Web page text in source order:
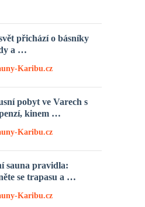
přichází o básníky
a …
Karibu.cz
pobyt ve Varech s
kinem …
Karibu.cz
sauna pravidla:
se trapasu a …
Karibu.cz